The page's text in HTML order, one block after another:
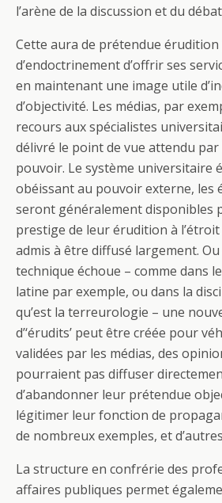
l’arène de la discussion et du
Cette aura de prétendue
d’endoctrinement d’offrir ses
en maintenant une image utile
d’objectivité. Les médias, par
recours aux spécialistes
délivré le point de vue attendu par
pouvoir. Le système universitaire
obéissant au pouvoir externe, les
seront généralement disponibles
prestige de leur érudition à l’étroit
admis à être diffusé largement.
technique échoue – comme dans
latine par exemple, ou dans la
qu’est la terreurologie – une
d’‘érudits’ peut être créée pour
validées par les médias, des
pourraient pas diffuser
d’abandonner leur prétendue
légitimer leur fonction de
de nombreux exemples, et
La structure en confrérie des
affaires publiques permet